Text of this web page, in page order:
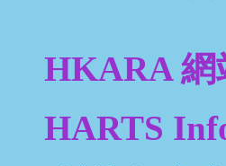
HKARA 網
HARTS